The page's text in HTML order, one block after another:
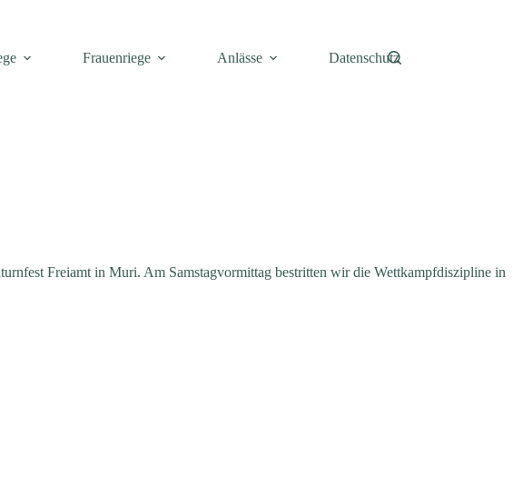
Frauenriege Anlässe Datenschutz
Freiamt in Muri. Am Samstagvormittag bestritten wir die Wettkampfdiszipline in